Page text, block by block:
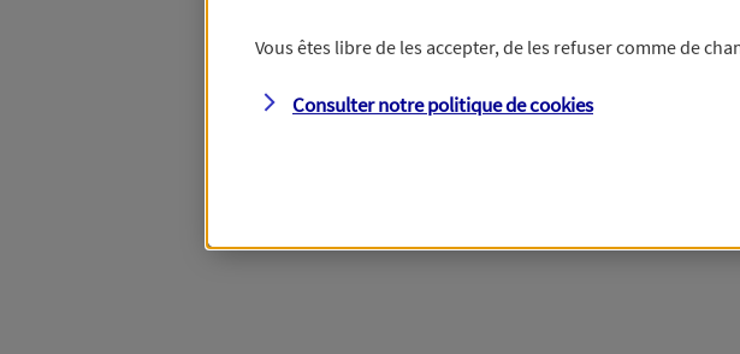
Vous êtes libre de les accepter, de les refuser comme de
Consulter notre politique decookies